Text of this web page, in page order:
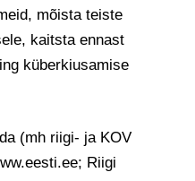
mõista teiste
kaitsta ennast
küberkiusamise
(mh riigi- ja KOV
Riigi